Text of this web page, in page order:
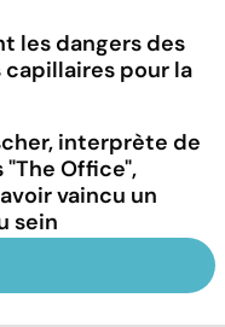
les dangers des
pour la
interprète de
"The Office",
vaincu un
sein